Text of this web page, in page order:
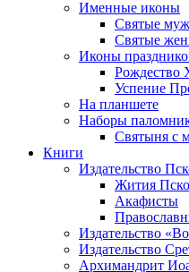
Именные иконы
Святые
Святые
Иконы
Рождество
Успение
На планшете
Наборы
Святыня с
Книги
Издательство
Жития
Акафисты
Издательство
Издательство
Архимандрит